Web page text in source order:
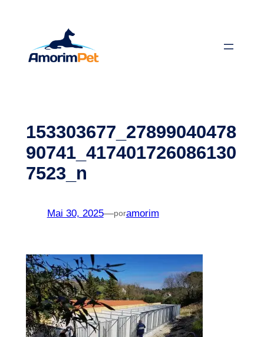
conteúdo
153303677_27899040478
90741_417401726086130
7523_n
Mai 30, 2025—poramorim